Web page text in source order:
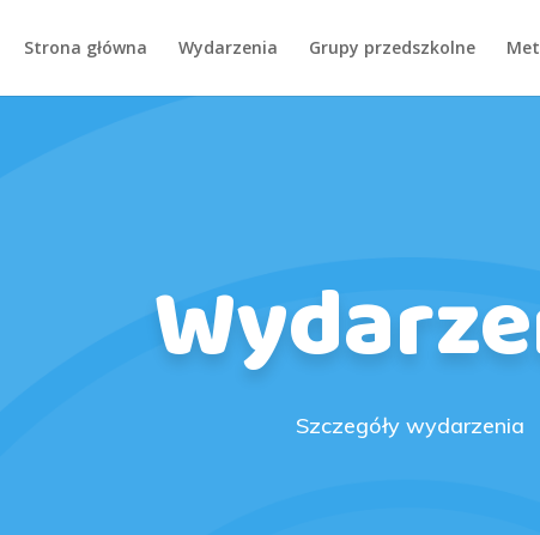
Strona główna Wydarzenia Grupy przedszkolne
Szczegóły wydarzenia